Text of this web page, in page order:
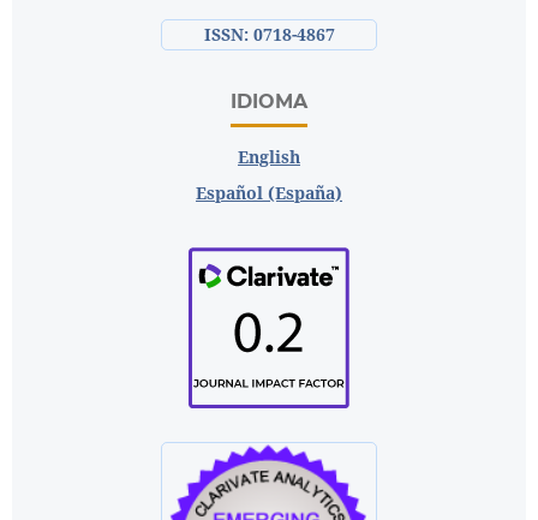
ISSN: 0718-4867
IDIOMA
English
Español (España)